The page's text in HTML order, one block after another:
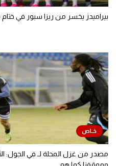
بيراميدز يخسر من ريزا سبور في
مصدر من غزل المحلة لـ في الجول:
وموقفنا كما هو